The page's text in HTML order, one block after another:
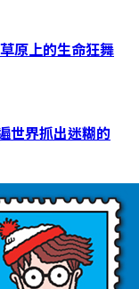
原上的生命狂舞
世界抓出迷糊的